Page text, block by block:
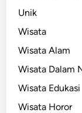
Unik
Wisata
Wisata Alam
Wisata Dalam
Wisata Edukasi
Wisata Horor